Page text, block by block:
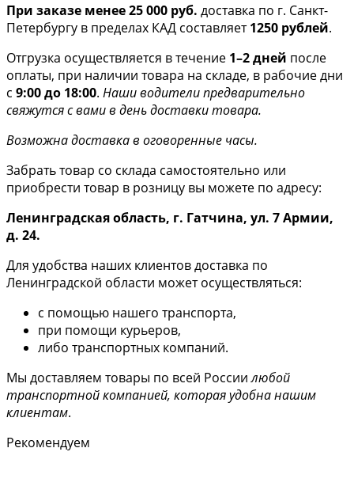
При заказе менее 25 000 руб. доставка по г. Санкт-
Петербургу в пределах КАД составляет1250 рублей.
Отгрузка осуществляется в течение 1–2 дней после
оплаты, при наличии товара на складе, в рабочие дни
с 9:00 до 18:00. Наши водители предварительно
свяжутся с вами в день доставки товара.
Возможна доставка в оговоренные часы.
Забрать товар со склада самостоятельно или
приобрести товар в розницу вы можете по адресу:
Ленинградская область, г. Гатчина, ул. 7 Армии,
д. 24.
Для удобства наших клиентов доставка по
Ленинградской области может осуществляться:
с помощью нашего транспорта,
при помощи курьеров,
либо транспортных компаний.
Мы доставляем товары по всей Россиилюбой
транспортной компанией, которая удобна нашим
клиентам.
Рекомендуем